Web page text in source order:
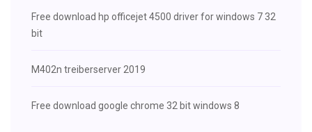
Free download hp officejet 4500 driver for windows 7 32
bit
M402n treiberserver 2019
Free download google chrome 32 bit windows 8